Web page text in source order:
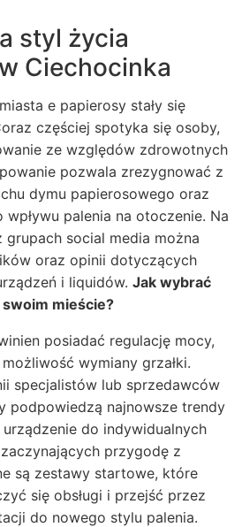
styl życia
Ciechocinka
e papierosy stały się
częściej spotyka się osoby,
ze względów zdrowotnych
pozwala zrezygnować z
dymu papierosowego oraz
palenia na otoczenie. Na
social media można
oraz opinii dotyczących
i liquidów. Jak wybrać
mieście?
posiadać regulację mocy,
wymiany grzałki.
specjalistów lub sprzedawców
podpowiedzą najnowsze trendy
do indywidualnych
przygodę z
są zestawy startowe, które
się obsługi i przejść przez
do nowego stylu palenia.